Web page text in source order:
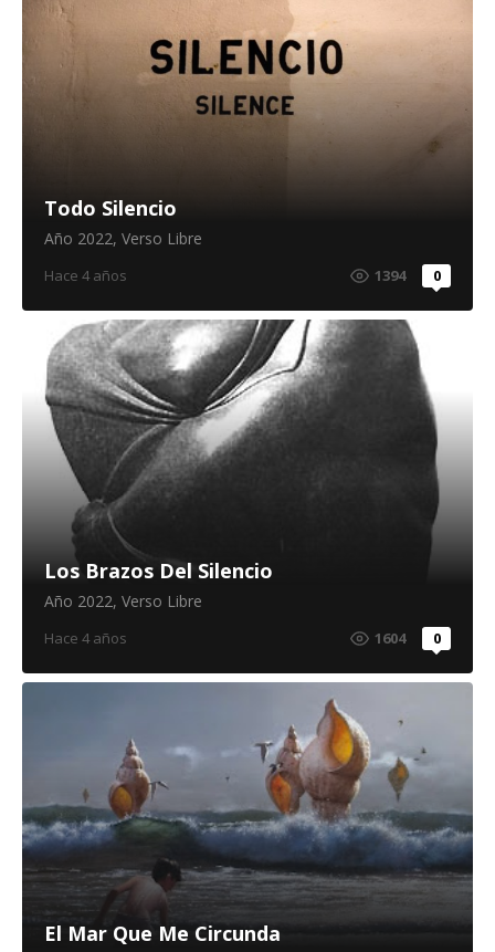
Todo Silencio
Año 2022, Verso Libre
Hace 4 años 1394 0
Los Brazos Del Silencio
Año 2022, Verso Libre
Hace 4 años 1604 0
El Mar Que Me Circunda